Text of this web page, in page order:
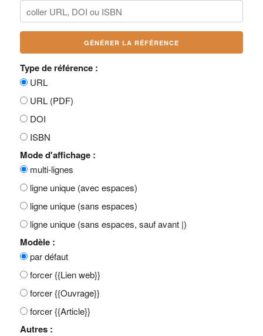
Type de référence :
URL
URL (PDF)
DOI
ISBN
Mode d'affichage :
multi-lignes
ligne unique (avec espaces)
ligne unique (sans espaces)
ligne unique (sans espaces, sauf avant |)
Modèle :
par défaut
forcer {{Lien web}}
forcer {{Ouvrage}}
forcer {{Article}}
Autres :